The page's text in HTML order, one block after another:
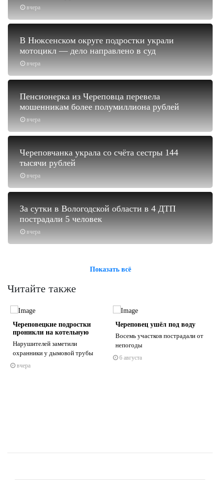
вчера
вчера
В Нюксенском округе подростки украли
мотоцикл — дело направлено в суд
вчера
Пенсионерка из Череповца перевела
мошенникам более полумиллиона рублей
вчера
Череповчанка украла со счёта сестры 144
тысячи рублей
вчера
За сутки в Вологодской области в 4 ДТП
пострадали 5 человек
Показать всё
Читайте также
Череповецкие подростки
проникли на котельную
Нарушителей заметили
охранники у дымовой трубы
вчера
Череповец ушёл под воду
Восемь участков пострадали от
непогоды
6 августа